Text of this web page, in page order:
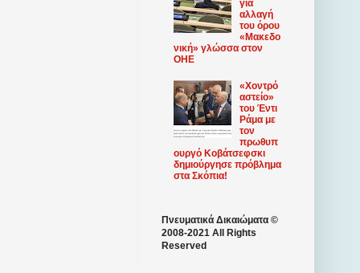
για
αλλαγή
του όρου
«Μακεδο
νική» γλώσσα στον
ΟΗΕ
«Χοντρό
αστείο»
του Έντι
Ράμα με
τον
πρωθυπ
ουργό Κοβάτσεφσκι
δημιούργησε πρόβλημα
στα Σκόπια!
Πνευματικά Δικαιώματα ©
2008-2021 All Rights
Reserved